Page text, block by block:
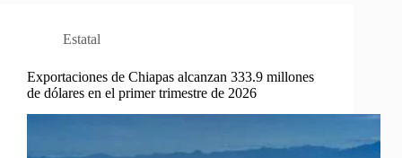
Estatal
Exportaciones de Chiapas alcanzan 333.9 millones
de dólares en el primer trimestre de 2026